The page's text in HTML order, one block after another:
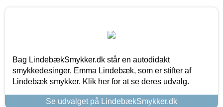
Bag LindebækSmykker.dk står en autodidakt
smykkedesinger, Emma Lindebæk, som er stifter af
Lindebæk smykker. Klik her for at se deres udvalg.
Se udvalget på LindebækSmykker.dk